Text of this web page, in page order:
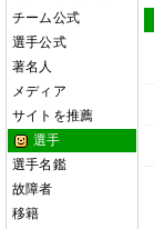
チーム公式
選手公式
著名人
メディア
サイトを推薦
選手
選手名鑑
故障者
移籍